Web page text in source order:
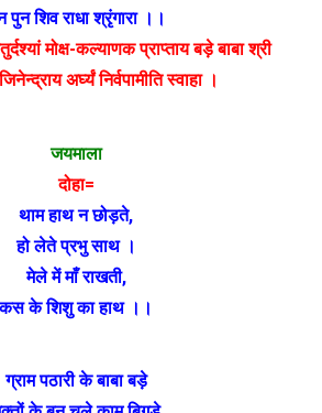
पुन शिव राधा श्रृंगारा ।।
मोक्ष-कल्याणक प्राप्ताय बड़े बाबा श्री
अर्घ्यं निर्वपामीति स्वाहा ।
जयमाला
दोहा=
थाम हाथ न छोड़ते,
हो लेते प्रभु साथ ।
मेले में माँ राखती,
कस के शिशु का हाथ ।।
ग्राम पठारी के बाबा बड़े